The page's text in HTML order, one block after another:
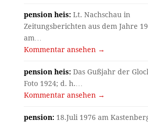
pension heis: Lt. Nachschau in
Zeitungsberichten aus dem Jahre
am…
Kommentar ansehen →
pension heis: Das Gußjahr der
Foto 1924; d. h.…
Kommentar ansehen →
pension: 18.Juli 1976 am